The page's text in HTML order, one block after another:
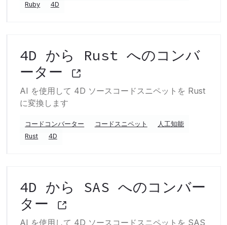
Ruby
4D
4D から Rust へのコンバ
ーター
AI を使用して 4D ソースコードスニペットを Rust
に変換します
コードコンバーター コードスニペット
人工知能
Rust
4D
4D から SAS へのコンバー
ター
AI を使用して 4D ソースコードスニペットを SAS